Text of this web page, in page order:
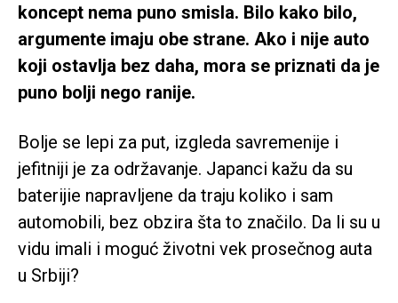
koncept nema puno smisla. Bilo kako bilo,
argumente imaju obe strane. Ako i nije auto
koji ostavlja bez daha, mora se priznati da je
puno bolji nego ranije.
Bolje se lepi za put, izgleda savremenije i
jefitniji je za održavanje. Japanci kažu da su
baterijie napravljene da traju koliko i sam
automobili, bez obzira šta to značilo. Da li su u
vidu imali i moguć životni vek prosečnog auta
u Srbiji?